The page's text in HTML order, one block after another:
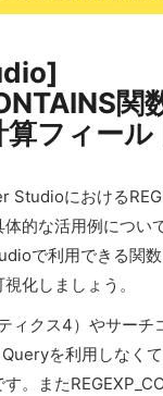
関
算フィール
Studioにおける
的な活用例につい
で利用できる関
化しましょう。
ィクス4）やサーチ
を利用しなく
。また